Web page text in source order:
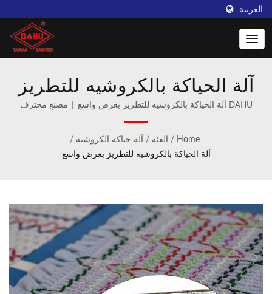
العربية
آلة الحياكة بالكروشيه للتطريز
بعرض واسع | Taiwan DAHU:
المزود الرائد لآلات الحياكة
الكروشيه
DAHU آلة الحياكة بالكروشيه للتطريز بعرض واسع | مصنع محترف
لماكينات الكروشيه وماكينات الحياكة.
Home
/ الفئة / آلة حياكة الكروشيه /
آلة الحياكة بالكروشيه للتطريز بعرض واسع